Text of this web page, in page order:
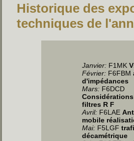
Historique des
techniques de
Janvier: F1MK
Février: F6FBM
d'impédances
Mars: F6DCD
filtres R F
Avril: F6LAE
mobile
Mai: F5LGF
décamétrique